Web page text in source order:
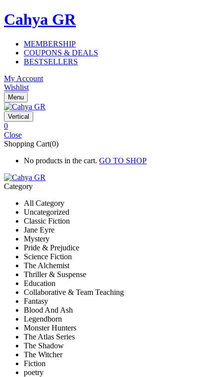
Cahya GR
MEMBERSHIP
COUPONS & DEALS
BESTSELLERS
My Account
Wishlist
Menu
Vertical
0
Close
Shopping Cart(0)
No products in the cart. GO TO SHOP
Category
All Category
Uncategorized
Classic Fiction
Jane Eyre
Mystery
Pride & Prejudice
Science Fiction
The Alchemist
Thriller & Suspense
Education
Collaborative & Team Teaching
Fantasy
Blood And Ash
Legendborn
Monster Hunters
The Atlas Series
The Shadow
The Witcher
Fiction
poetry